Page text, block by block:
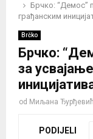
Брчко: “Демос”
грађанским
Brčko
Брчко:
за
od Миљана Ђурђевић
PODIJELI